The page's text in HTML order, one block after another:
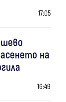
17:05
на
16:49